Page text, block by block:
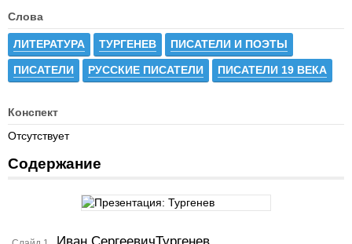
Слова
ЛИТЕРАТУРА ТУРГЕНЕВ ПИСАТЕЛИ И ПОЭТЫ
ПИСАТЕЛИ РУССКИЕ ПИСАТЕЛИ ПИСАТЕЛИ 19 ВЕКА
Конспект
Отсутствует
Содержание